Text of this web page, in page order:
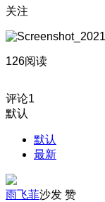
关注
126阅读
评论1
默认
默认
最新
雨飞菲沙发 赞